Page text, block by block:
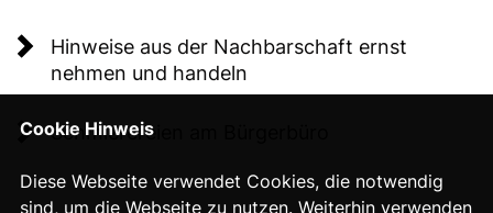
Hinweise aus der Nachbarschaft ernst
nehmen und handeln
Schmierereien am Bürgerbüro
Cookie Hinweis
Diese Webseite verwendet Cookies, die notwendig
sind, um die Webseite zu nutzen. Weiterhin verwenden